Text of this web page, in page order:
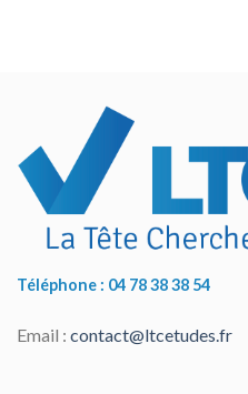
Téléphone : 04 78 38 38 54
Email : contact@ltcetudes.fr